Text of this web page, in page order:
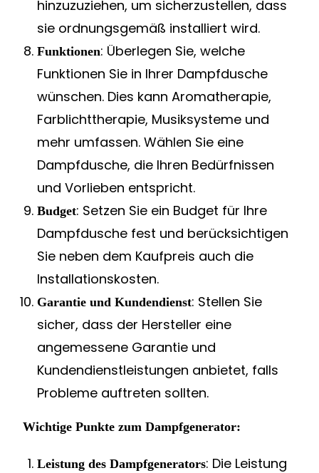
hinzuzuziehen, um sicherzustellen, dass
sie ordnungsgemäß installiert wird.
Funktionen: Überlegen Sie, welche
Funktionen Sie in Ihrer Dampfdusche
wünschen. Dies kann Aromatherapie,
Farblichttherapie, Musiksysteme und
mehr umfassen. Wählen Sie eine
Dampfdusche, die Ihren Bedürfnissen
und Vorlieben entspricht.
Budget: Setzen Sie ein Budget für Ihre
Dampfdusche fest und berücksichtigen
Sie neben dem Kaufpreis auch die
Installationskosten.
Garantie und Kundendienst: Stellen Sie
sicher, dass der Hersteller eine
angemessene Garantie und
Kundendienstleistungen anbietet, falls
Probleme auftreten sollten.
Wichtige Punkte zum Dampfgenerator:
Leistung des Dampfgenerators: Die Leistung